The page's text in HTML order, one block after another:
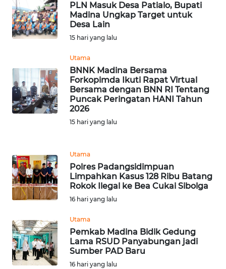
PLN Masuk Desa Patialo, Bupati
Madina Ungkap Target untuk
Desa Lain
15 hari yang lalu
Utama
BNNK Madina Bersama
Forkopimda Ikuti Rapat Virtual
Bersama dengan BNN RI Tentang
Puncak Peringatan HANI Tahun
2026
15 hari yang lalu
Utama
Polres Padangsidimpuan
Limpahkan Kasus 128 Ribu Batang
Rokok Ilegal ke Bea Cukai Sibolga
16 hari yang lalu
Utama
Pemkab Madina Bidik Gedung
Lama RSUD Panyabungan jadi
Sumber PAD Baru
16 hari yang lalu
WN
TEBING
TINGGI
PAKPAK
WN
KARAWANG
WN
BOGOR
DEPOK
WN
TAPANULI